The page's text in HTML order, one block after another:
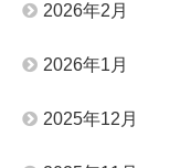
2026年2月
2026年1月
2025年12月